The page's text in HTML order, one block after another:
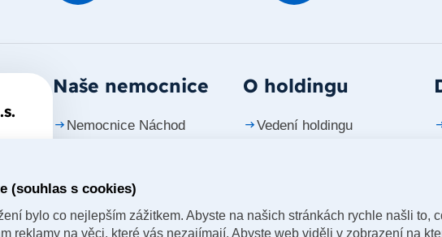
Naše nemocnice
Nemocnice Náchod
Nemocnice Jičín
Nemocnice Dvůr Králové
O holdingu
Vedení holdingu
Časopis vizitka
(souhlas s cookies)
bylo co nejlepším zážitkem. Abyste na našich stránkách rychle našli to,
reklamy na věci, které vás nezajímají. Abyste web viděli v zobrazení na